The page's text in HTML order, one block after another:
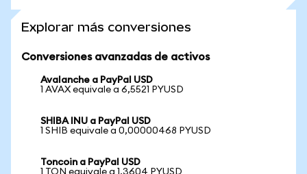
Explorar más conversiones
Conversiones avanzadas de activos
Avalanche a PayPal USD
1 AVAX equivale a 6,5521 PYUSD
SHIBA INU a PayPal USD
1 SHIB equivale a 0,00000468 PYUSD
Toncoin a PayPal USD
1 TON equivale a 1,3604 PYUSD